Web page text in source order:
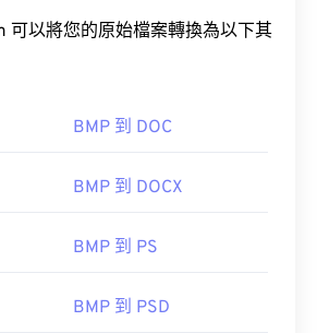
en-
wiki/
2009/03/
可以將您的原始檔案轉換為以下其
BMP 到 DOC
BMP 到 DOCX
BMP 到 PS
BMP 到 PSD